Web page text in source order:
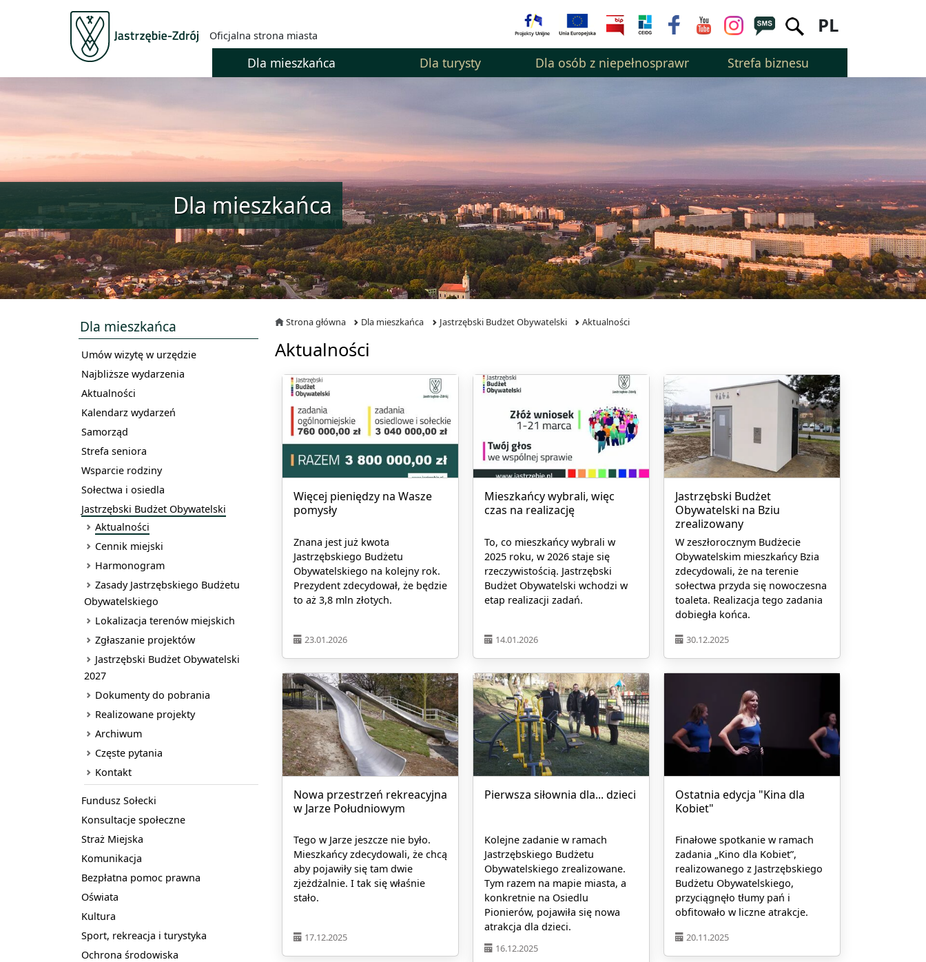
Oficjalna strona miasta PL
Dla mieszkańca Dla turysty Dla osób z niepełnosprawnością Strefa biznesu
Dla mieszkańca
Dla mieszkańca
Umów wizytę w urzędzie
Najbliższe wydarzenia
Aktualności
Kalendarz wydarzeń
Samorząd
Strefa seniora
Wsparcie rodziny
Sołectwa i osiedla
Jastrzębski Budżet Obywatelski
Aktualności
Cennik miejski
Harmonogram
Zasady Jastrzębskiego Budżetu
Obywatelskiego
Lokalizacja terenów miejskich
Zgłaszanie projektów
Jastrzębski Budżet Obywatelski
2027
Dokumenty do pobrania
Realizowane projekty
Archiwum
Częste pytania
Kontakt
Fundusz Sołecki
Konsultacje społeczne
Straż Miejska
Komunikacja
Bezpłatna pomoc prawna
Oświata
Kultura
Sport, rekreacja i turystyka
Ochrona środowiska
Strona główna Dla mieszkańca Jastrzębski Budżet Obywatelski Aktualności
Aktualności
Więcej pieniędzy na Wasze
pomysły
Znana jest już kwota
Jastrzębskiego Budżetu
Obywatelskiego na kolejny rok.
Prezydent zdecydował, że będzie
to aż 3,8 mln złotych.
23.01.2026
Mieszkańcy wybrali, więc
czas na realizację
To, co mieszkańcy wybrali w
2025 roku, w 2026 staje się
rzeczywistością. Jastrzębski
Budżet Obywatelski wchodzi w
etap realizacji zadań.
14.01.2026
Jastrzębski Budżet
Obywatelski na Bziu
zrealizowany
W zeszłorocznym Budżecie
Obywatelskim mieszkańcy Bzia
zdecydowali, że na terenie
sołectwa przyda się nowoczesna
toaleta. Realizacja tego zadania
dobiegła końca.
30.12.2025
Nowa przestrzeń rekreacyjna
w Jarze Południowym
Tego w Jarze jeszcze nie było.
Mieszkańcy zdecydowali, że chcą
aby pojawiły się tam dwie
zjeżdżalnie. I tak się właśnie
stało.
17.12.2025
Pierwsza siłownia dla... dzieci
Kolejne zadanie w ramach
Jastrzębskiego Budżetu
Obywatelskiego zrealizowane.
Tym razem na mapie miasta, a
konkretnie na Osiedlu
Pionierów, pojawiła się nowa
atrakcja dla dzieci.
16.12.2025
Ostatnia edycja "Kina dla
Kobiet"
Finałowe spotkanie w ramach
zadania „Kino dla Kobiet”,
realizowanego z Jastrzębskiego
Budżetu Obywatelskiego,
przyciągnęło tłumy pań i
obfitowało w liczne atrakcje.
20.11.2025